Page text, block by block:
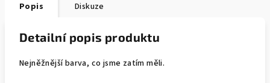
Popis Diskuze
Detailní popis produktu
Nejněžnější barva, co jsme zatím měli.